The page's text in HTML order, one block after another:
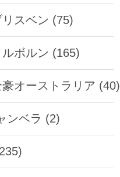
スベン (75)
ボルン (165)
オーストラリア (40)
ンベラ (2)